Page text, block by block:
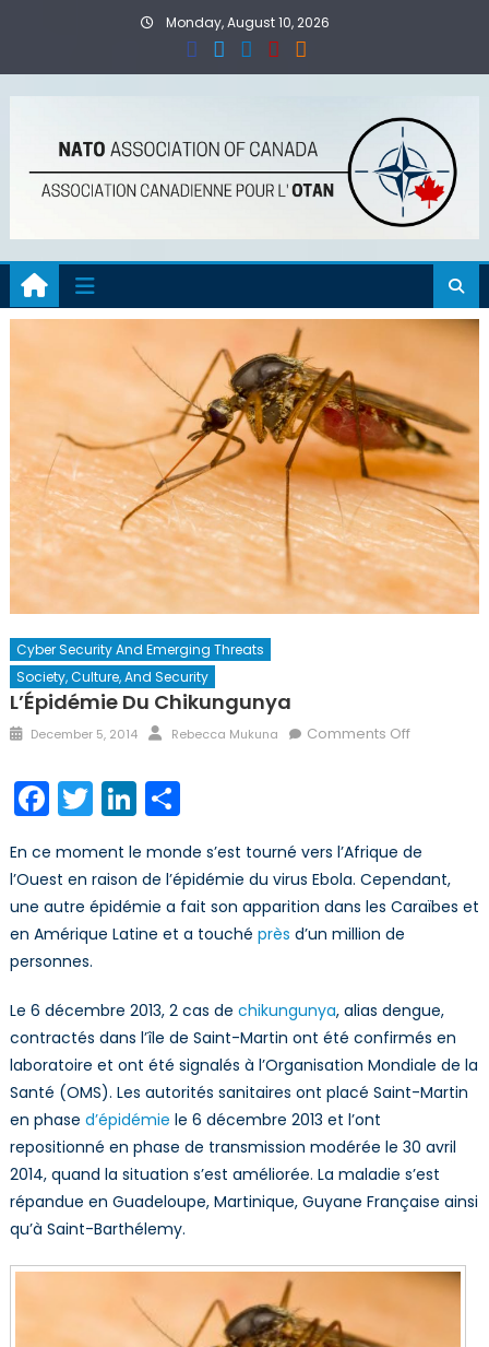
Monday, August 10, 2026
Cyber Security And Emerging Threats
Society, Culture, And Security
L’Épidémie Du Chikungunya
Posted
December 5, 2014 Author
Rebecca Mukuna Comments Offon
Facebook
TwitterLinkedIn
Share
En ce moment le monde s’est tourné vers l’Afrique de
l’Ouest en raison de l’épidémie du virus Ebola. Cependant,
une autre épidémie a fait son apparition dans les Caraïbes et
en Amérique Latine et a touché près d’un million de
personnes.
Le 6 décembre 2013, 2 cas de chikungunya, alias dengue,
contractés dans l’île de Saint-Martin ont été confirmés en
laboratoire et ont été signalés à l’Organisation Mondiale de la
Santé (OMS). Les autorités sanitaires ont placé Saint-Martin
en phase d’épidémie le 6 décembre 2013 et l’ont
repositionné en phase de transmission modérée le 30 avril
2014, quand la situation s’est améliorée. La maladie s’est
répandue en Guadeloupe, Martinique, Guyane Française ainsi
qu’à Saint-Barthélemy.